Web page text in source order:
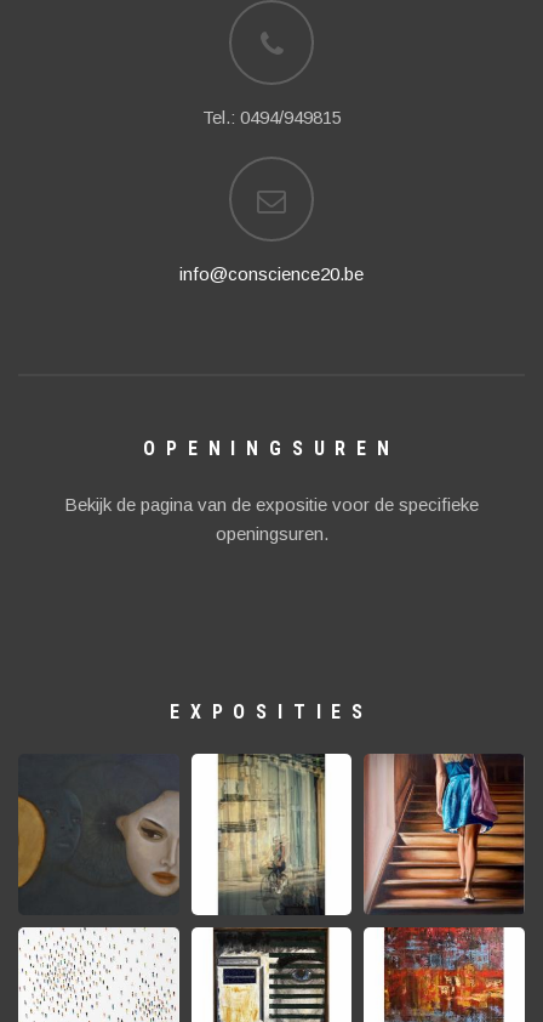
Tel.: 0494/949815
info@conscience20.be
OPENINGSUREN
Bekijk de pagina van de expositie voor de specifieke
openingsuren.
EXPOSITIES